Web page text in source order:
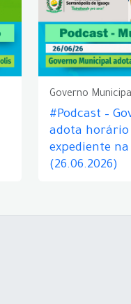
Governo
#Podcast –
adota horário
expediente
(26.06.2026)